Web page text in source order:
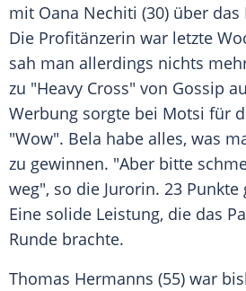
mit Oana Nechiti (30) über das
Die Profitänzerin war letzte
sah man allerdings nichts
zu "Heavy Cross" von Gossip
Werbung sorgte bei Motsi für
"Wow". Bela habe alles, was
zu gewinnen. "Aber bitte
weg", so die Jurorin. 23 Punkte
Eine solide Leistung, die das
Runde brachte.
Thomas Hermanns (55) war